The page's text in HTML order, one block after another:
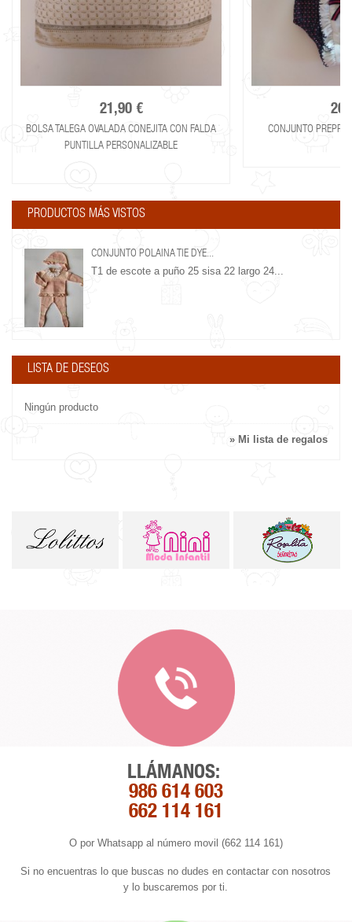
21,90 €
BOLSA TALEGA OVALADA CONEJITA CON FALDA
PUNTILLA PERSONALIZABLE
CONJUNTO PREPPY
PRODUCTOS MÁS VISTOS
CONJUNTO POLAINA TIE DYE...
T1 de escote a puño 25 sisa 22 largo 24...
LISTA DE DESEOS
Ningún producto
» Mi lista de regalos
LLÁMANOS:
986 614 603
662 114 161
O por Whatsapp al número movil (662 114 161)
Si no encuentras lo que buscas no dudes en contactar con nosotros
y lo buscaremos por ti.